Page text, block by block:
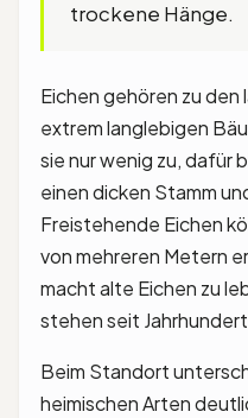
trockene Hänge.
Eichen gehören zu
extrem langlebigen
sie nur wenig zu, dafür
einen dicken Stamm
Freistehende Eichen
von mehreren Metern
macht alte Eichen zu
stehen seit
Beim Standort
heimischen Arten